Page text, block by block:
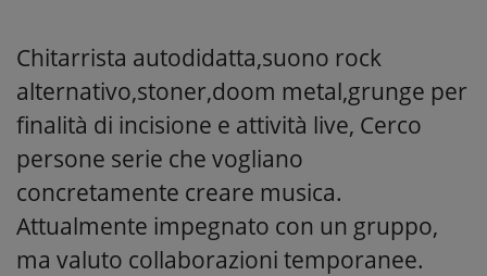
Chitarrista autodidatta,suono rock
alternativo,stoner,doom metal,grunge per
finalità di incisione e attività live, Cerco
persone serie che vogliano
concretamente creare musica.
Attualmente impegnato con un gruppo,
ma valuto collaborazioni temporanee.